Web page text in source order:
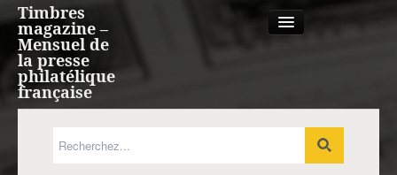
Timbres
magazine –
Mensuel de
la presse
philatélique
française